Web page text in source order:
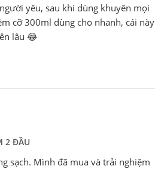
yêu, sau khi dùng khuyên mọi
cỡ 300ml dùng cho nhanh, cái này
lâu 😂
2 ĐẦU
sạch. Mình đã mua và trải nghiệm